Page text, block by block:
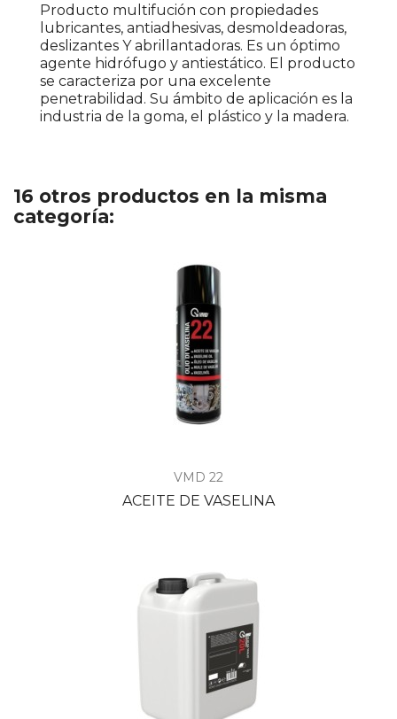
Producto multifución con propiedades
lubricantes, antiadhesivas, desmoldeadoras,
deslizantes Y abrillantadoras. Es un óptimo
agente hidrófugo y antiestático. El producto
se caracteriza por una excelente
penetrabilidad. Su ámbito de aplicación es la
industria de la goma, el plástico y la madera.
16 otros productos en la misma
categoría:
VMD 22
ACEITE DE VASELINA